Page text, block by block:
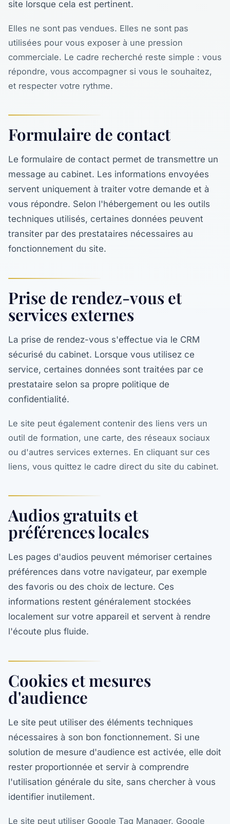
site lorsque cela est pertinent.
Elles ne sont pas vendues. Elles ne sont pas
utilisées pour vous exposer à une pression
commerciale. Le cadre recherché reste simple : vous
répondre, vous accompagner si vous le souhaitez,
et respecter votre rythme.
Formulaire de contact
Le formulaire de contact permet de transmettre un
message au cabinet. Les informations envoyées
servent uniquement à traiter votre demande et à
vous répondre. Selon l'hébergement ou les outils
techniques utilisés, certaines données peuvent
transiter par des prestataires nécessaires au
fonctionnement du site.
Prise de rendez-vous et
services externes
La prise de rendez-vous s'effectue via le CRM
sécurisé du cabinet. Lorsque vous utilisez ce
service, certaines données sont traitées par ce
prestataire selon sa propre politique de
confidentialité.
Le site peut également contenir des liens vers un
outil de formation, une carte, des réseaux sociaux
ou d'autres services externes. En cliquant sur ces
liens, vous quittez le cadre direct du site du cabinet.
Audios gratuits et
préférences locales
Les pages d'audios peuvent mémoriser certaines
préférences dans votre navigateur, par exemple
des favoris ou des choix de lecture. Ces
informations restent généralement stockées
localement sur votre appareil et servent à rendre
l'écoute plus fluide.
Cookies et mesures
d'audience
Le site peut utiliser des éléments techniques
nécessaires à son bon fonctionnement. Si une
solution de mesure d'audience est activée, elle doit
rester proportionnée et servir à comprendre
l'utilisation générale du site, sans chercher à vous
identifier inutilement.
Le site peut utiliser Google Tag Manager, Google